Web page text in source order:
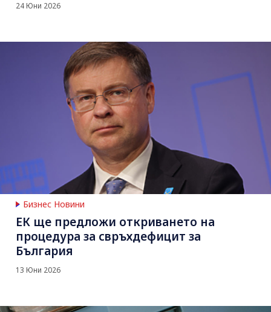
24 Юни 2026
Бизнес Новини
ЕК ще предложи откриването на
процедура за свръхдефицит за
България
13 Юни 2026